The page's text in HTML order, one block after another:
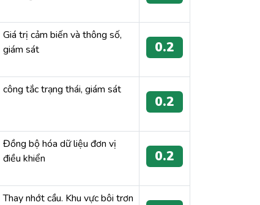
Giá trị cảm biến và thông số,
giám sát
0.2
công tắc trạng thái, giám sát
0.2
Đồng bộ hóa dữ liệu đơn vị
điều khiển
0.2
Thay nhớt cầu. Khu vực bôi trơn